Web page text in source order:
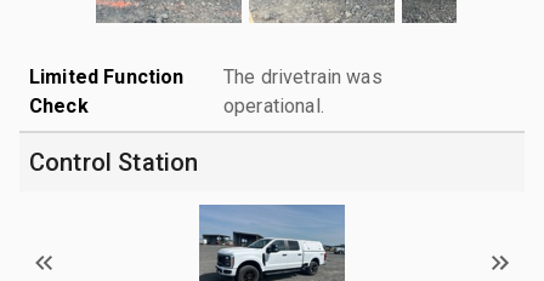
Limited Function
Check
The drivetrain was
operational.
Control Station